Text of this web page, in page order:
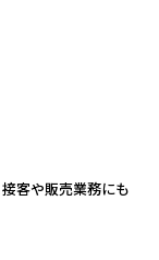
接客や販売業務にも